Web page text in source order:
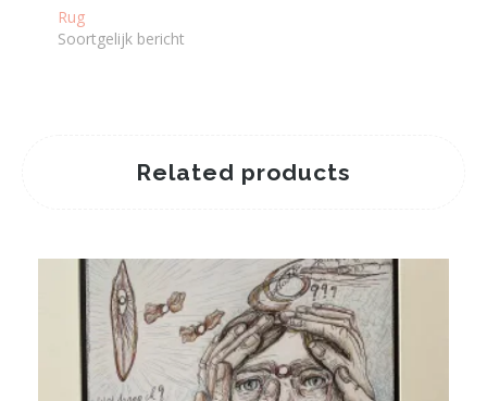
Rug
Soortgelijk bericht
Related products